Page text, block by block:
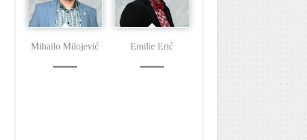
Mihailo Milojević Emilie Erić